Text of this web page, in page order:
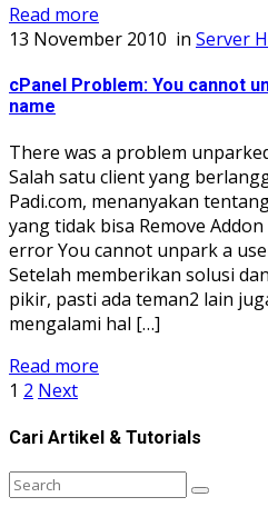
Read more
13 November 2010 in Server
cPanel Problem: You cannot
name
There was a problem
Salah satu client yang
Padi.com, menanyakan
yang tidak bisa Remove
error You cannot unpark a
Setelah memberikan solusi
pikir, pasti ada teman2 lain
mengalami hal […]
Read more
1 2 Next
Cari Artikel & Tutorials